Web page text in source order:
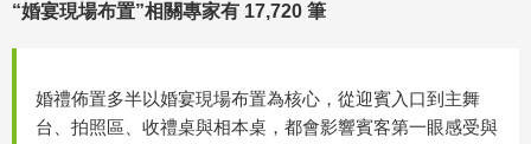
“婚宴現場布置”相關專家有 17,720 筆
婚禮佈置多半以婚宴現場布置為核心，從迎賓入口到主舞
台、拍照區、收禮桌與相本桌，都會影響賓客第一眼感受與